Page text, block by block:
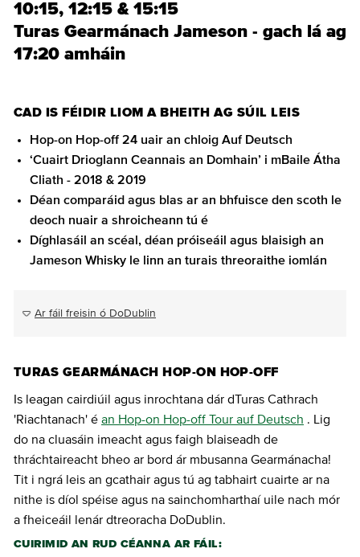
10:15, 12:15 & 15:15
Turas Gearmánach Jameson - gach lá ag
17:20 amháin
CAD IS FÉIDIR LIOM A BHEITH AG SÚIL LEIS
Hop-on Hop-off 24 uair an chloig Auf Deutsch
‘Cuairt Drioglann Ceannais an Domhain’ i mBaile Átha
Cliath - 2018 & 2019
Déan comparáid agus blas ar an bhfuisce den scoth le
deoch nuair a shroicheann tú é
Díghlasáil an scéal, déan próiseáil agus blaisigh an
Jameson Whisky le linn an turais threoraithe iomlán
Ar fáil freisin ó DoDublin
TURAS GEARMÁNACH HOP-ON HOP-OFF
Is leagan cairdiúil agus inrochtana dár dTuras Cathrach
'Riachtanach' é an Hop-on Hop-off Tour auf Deutsch . Lig
do na cluasáin imeacht agus faigh blaiseadh de
thráchtaireacht bheo ar bord ár mbusanna Gearmánacha!
Tit i ngrá leis an gcathair agus tú ag tabhairt cuairte ar na
nithe is díol spéise agus na sainchomharthaí uile nach mór
a fheiceáil lenár dtreoracha DoDublin.
CUIRIMID AN RUD CÉANNA AR FÁIL: